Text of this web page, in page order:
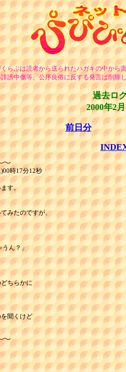
らぶは読者から送られたハガキの中か
謗中傷等、公序良俗に反する発言は削除
過去ロ
2000年2
前日分
時17分12秒
す。
みたのですが、
うん？」
ちらかに
聞くけど